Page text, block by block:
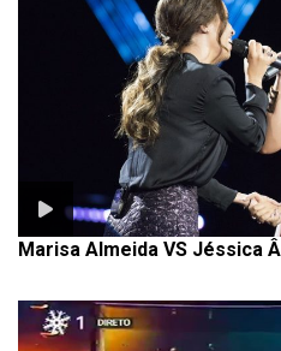
Marisa Almeida VS Jéssica